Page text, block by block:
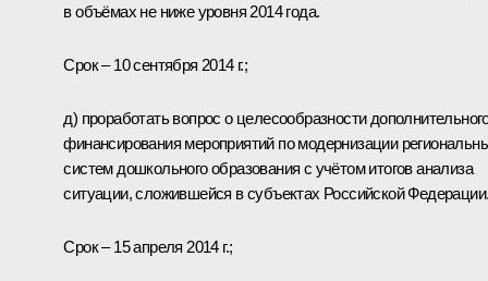
в объёмах не ниже уровня 2014 года.
Срок – 10 сентября 2014 г.;
д) проработать вопрос о целесообразности
финансирования мероприятий по модернизации
систем дошкольного образования с учётом итогов анализа
ситуации, сложившейся в субъектах Российской
Срок – 15 апреля 2014 г.;